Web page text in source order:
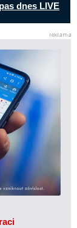
dnes LIVE